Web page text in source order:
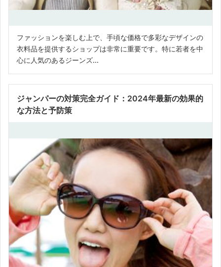
ファッションを楽しむ上で、手頃な価格で多彩なデザインの
衣料品を提供するショップは非常に重要です。特に若者を中
心に人気のあるジーンズ...
ジャンパーの対策完全ガイド：2024年最新の効果的
な方法と予防策